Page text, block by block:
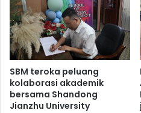
SBM teroka peluang
kolaborasi akademik
bersama Shandong
Jianzhu University